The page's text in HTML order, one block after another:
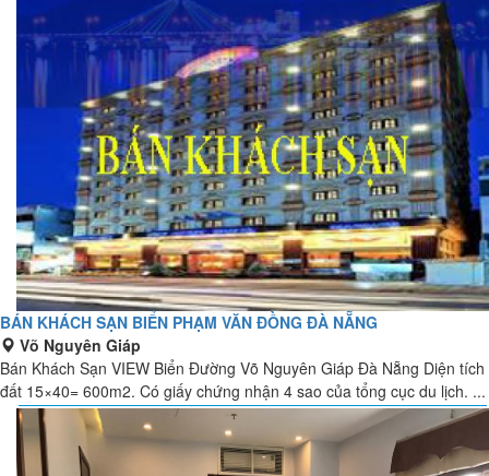
BÁN KHÁCH SẠN BIỂN PHẠM VĂN ĐỒNG ĐÀ NẴNG
Võ Nguyên Giáp
Bán Khách Sạn VIEW Biển Đường Võ Nguyên Giáp Đà Nẵng Diện tích
đất 15×40= 600m2. Có giấy chứng nhận 4 sao của tổng cục du lịch. ...